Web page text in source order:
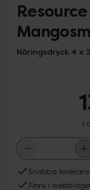
Näringsdryck 4 x
I
Snabba
Finns i